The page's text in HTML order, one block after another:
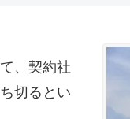
、契約社
切るとい